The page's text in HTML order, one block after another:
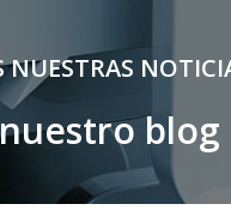
NUESTRAS
blog